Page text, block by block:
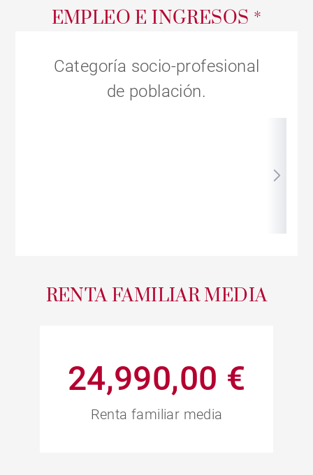
EMPLEO E INGRESOS *
Categoría socio-profesional
de población.
RENTA FAMILIAR MEDIA
24,990,00 €
Renta familiar media